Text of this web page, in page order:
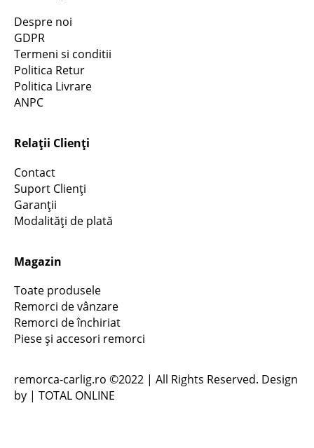
Despre noi
GDPR
Termeni si conditii
Politica Retur
Politica Livrare
ANPC
Relaţii Clienţi
Contact
Suport Clienţi
Garanţii
Modalități de plată
Magazin
Toate produsele
Remorci de vânzare
Remorci de închiriat
Piese și accesori remorci
remorca-carlig.ro ©2022 | All Rights Reserved. Design
by | TOTAL ONLINE